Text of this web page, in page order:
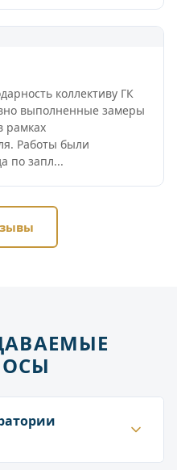
коллективу ГК
выполненные замеры
рамках
Работы были
по запл...